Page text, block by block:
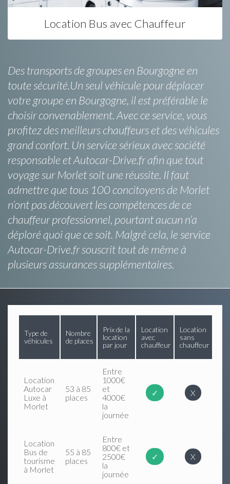
Location Bus avec Chauffeur
Des transports de groupes en Bourgogne en
toute sécurité.Un seul véhicule pour déplacer
votre groupe en Bourgogne, il est préférable le
choisir convenablement. Avec ce service, vous
profitez des meilleurs chauffeurs et des véhicules
grand confort. Un service sérieux avec société
responsable et Autocar-Drive.fr afin que tout
voyage sur Morlet soit une réussite. Il faut
admettre que tous 100 concitoyens de Morlet
n’ont pas découvert les compétences de ce
chauffeur professionnel, pourtant aucun n’a
déploré quoi que ce soit. Malgré cela, le service
Autocar-Drive.fr souscrit tout de même à
plusieurs assurances supplémentaires.
Type de
véhicules
Nombre
de places
Prix de la
location
par jour
Location
avec
chauffeur
Location
sans
chauffeur
Location
Autocar
Luxe à
Morlet
53 à 85
places
Entre
1000€
et
4000€
la
journée
✓ X
Location
Bus de
tourisme
à Morlet
55 à 85
places
Entre
800€ et
2500€
la
journée
✓ X